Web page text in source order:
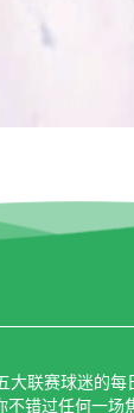
大联赛球迷的
错过任何一场